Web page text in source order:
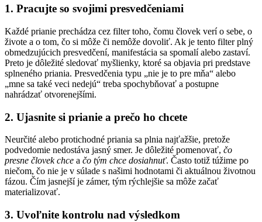
1. Pracujte so svojimi presvedčeniami
Každé prianie prechádza cez filter toho, čomu človek verí o sebe, o
živote a o tom, čo si môže či nemôže dovoliť. Ak je tento filter plný
obmedzujúcich presvedčení, manifestácia sa spomalí alebo zastaví.
Preto je dôležité sledovať myšlienky, ktoré sa objavia pri predstave
splneného priania. Presvedčenia typu „nie je to pre mňa“ alebo
„mne sa také veci nedejú“ treba spochybňovať a postupne
nahrádzať otvorenejšími.
2. Ujasnite si prianie a prečo ho chcete
Neurčité alebo protichodné priania sa plnia najťažšie, pretože
podvedomie nedostáva jasný smer. Je dôležité pomenovať, čo
presne človek chce a čo tým chce dosiahnuť. Často totiž túžime po
niečom, čo nie je v súlade s našimi hodnotami či aktuálnou životnou
fázou. Čím jasnejší je zámer, tým rýchlejšie sa môže začať
materializovať.
3. Uvoľnite kontrolu nad výsledkom